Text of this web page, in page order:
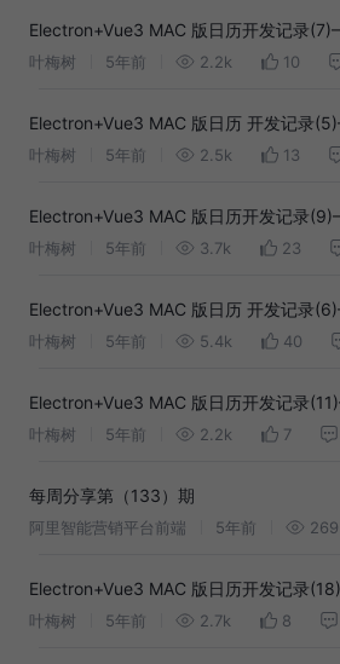
叶梅树 5年前 2.2k 10
Electron+Vue3 MAC 版日历 开发记录
叶梅树 5年前 2.5k 13
Electron+Vue3 MAC 版日历开发记录
叶梅树 5年前 3.7k 23
Electron+Vue3 MAC 版日历 开发记录
叶梅树 5年前 5.4k 40
Electron+Vue3 MAC 版日历开发记录
叶梅树 5年前 2.2k 7
每周分享第（133）期
阿里智能营销平台前端 5年前 269
Electron+Vue3 MAC 版日历开发记录
叶梅树 5年前 2.7k 8